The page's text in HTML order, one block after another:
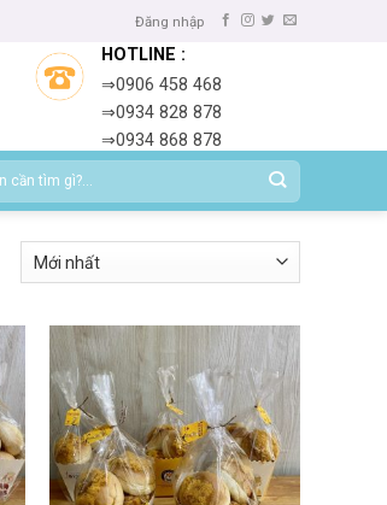
Đăng nhập
HOTLINE :
⇒0906 458 468
⇒0934 828 878
⇒0934 868 878